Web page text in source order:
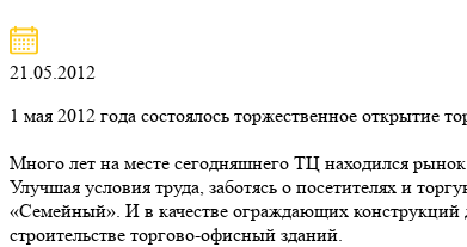
21.05.2012
1 мая 2012 года состоялось торжественное открытие
Много лет на месте сегодняшнего ТЦ находился
Улучшая условия труда, заботясь о посетителях и
«Семейный». И в качестве ограждающих
строительстве торгово-офисный зданий.